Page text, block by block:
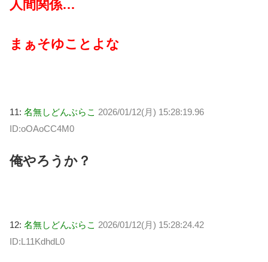
人間関係…
まぁそゆことよな
11: 名無しどんぶらこ 2026/01/12(月) 15:28:19.96
ID:oOAoCC4M0
俺やろうか？
12: 名無しどんぶらこ 2026/01/12(月) 15:28:24.42
ID:L11KdhdL0